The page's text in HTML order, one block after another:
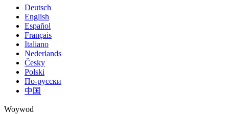
Deutsch
English
Español
Français
Italiano
Nederlands
Česky
Polski
По-русски
中国
Woywod